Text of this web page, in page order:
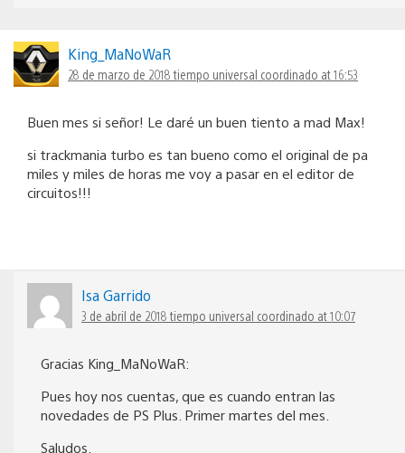
King_MaNoWaR
28 de marzo de 2018 tiempo universal coordinado at 16:53
Buen mes si señor! Le daré un buen tiento a mad Max!
si trackmania turbo es tan bueno como el original de pa
miles y miles de horas me voy a pasar en el editor de
circuitos!!!
Isa Garrido
3 de abril de 2018 tiempo universal coordinado at 10:07
Gracias King_MaNoWaR:
Pues hoy nos cuentas, que es cuando entran las
novedades de PS Plus. Primer martes del mes.
Saludos.